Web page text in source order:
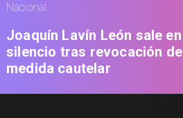
Nacional
Joaquín Lavín León sale en
silencio tras revocación de
medida cautelar